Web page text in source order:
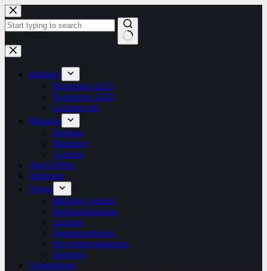
Zum
Inhalt
springen
Keine
Ergebnisse
Initiative
Positionen 2023
Positionen 2020
Grundrechte
Magazin
Beiträge
Rubriken
Autoren
1bis19-Preis
Aktionen
Verein
Mitglied werden
Regionalgruppen
Satzung
Beitragsordnung
Presseinformationen
Stimmen
Unterstützen